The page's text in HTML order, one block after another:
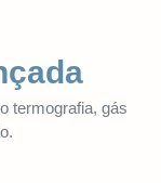
termografia, gás